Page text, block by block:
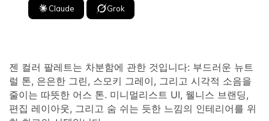
Claude Grok
젠 컬러 팔레트는 차분함에 관한 것입니다: 부드러운 뉴트
럴 톤, 은은한 그린, 스모키 그레이, 그리고 시각적 소음을
줄이는 따뜻한 어스 톤. 미니멀리스트 UI, 웰니스 브랜딩,
편집 레이아웃, 그리고 숨 쉬는 듯한 느낌의 인테리어를 위